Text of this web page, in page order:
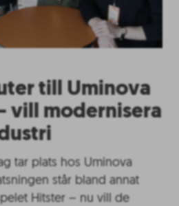
till Uminova
vill modernisera
tar plats hos Uminova
står bland annat
Hitster – nu vill de